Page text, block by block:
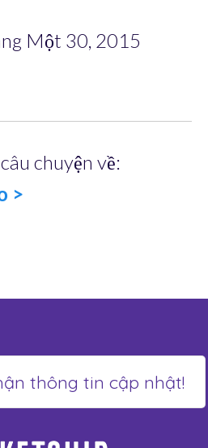
Một 30, 2015
chuyện về:
>